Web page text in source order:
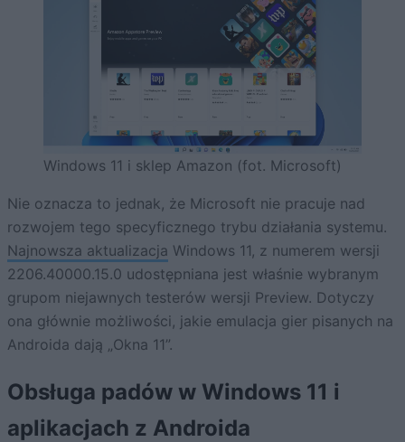
Windows 11 i sklep Amazon (fot. Microsoft)
Nie oznacza to jednak, że Microsoft nie pracuje nad
rozwojem tego specyficznego trybu działania systemu.
Najnowsza aktualizacja Windows 11, z numerem wersji
2206.40000.15.0 udostępniana jest właśnie wybranym
grupom niejawnych testerów wersji Preview. Dotyczy
ona głównie możliwości, jakie emulacja gier pisanych na
Androida dają „Okna 11”.
Obsługa padów w Windows 11 i
aplikacjach z Androida